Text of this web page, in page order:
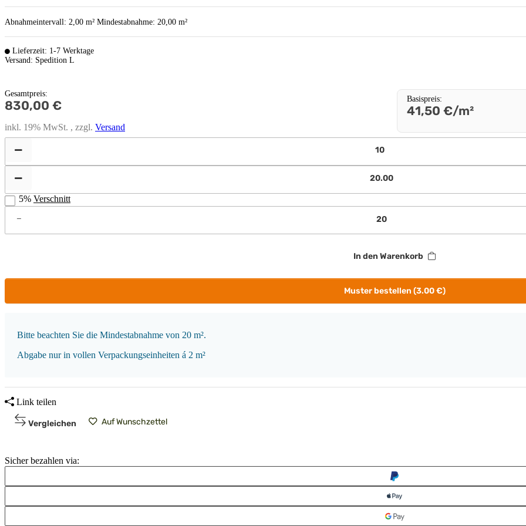
Abnahmeintervall: 2,00 m² Mindestabnahme: 20,00 m²
Lieferzeit: 1-7 Werktage
Versand: Spedition L
Gesamtpreis:
830,00 €
inkl. 19% MwSt. , zzgl. Versand
Basispreis:
41,50 €/m²
5% Verschnitt
In den Warenkorb
Muster bestellen (3.00 €)
Bitte beachten Sie die Mindestabnahme von 20 m².
Abgabe nur in vollen Verpackungseinheiten á 2 m²
Link teilen
Vergleichen Auf Wunschzettel
Sicher bezahlen via: